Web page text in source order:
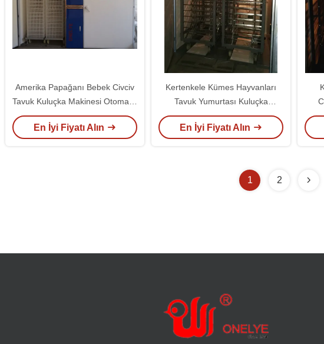
Amerika Papağanı Bebek Civciv
Tavuk Kuluçka Makinesi Otomatik
Torna Kuluçka Makinesi 128
Tepsi
En İyi Fiyatı Alın
Kertenkele Kümes Hayvanları
Tavuk Yumurtası Kuluçka
Civcivleri 6000 Yumurta Kuluçka
Makinesi
En İyi Fiyatı Alın
1 2